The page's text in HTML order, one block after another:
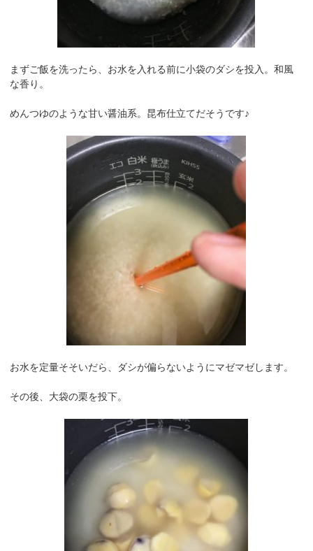
まずご飯を洗ったら、お水を入れる前に小袋のダシを投入。和風
な香り。
めんつゆのような甘い醤油系。昆布仕立てだそうです♪
お水を定量そそいだら、ダシが偏らないようにマゼマゼします。
その後、大袋の栗を投下。